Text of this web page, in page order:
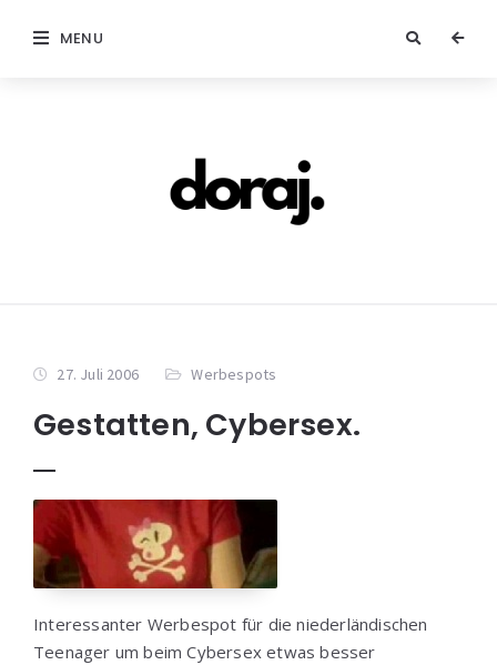
MENU
27. Juli 2006 Werbespots
Gestatten, Cybersex.
Interessanter Werbespot für die niederländischen
Teenager um beim Cybersex etwas besser